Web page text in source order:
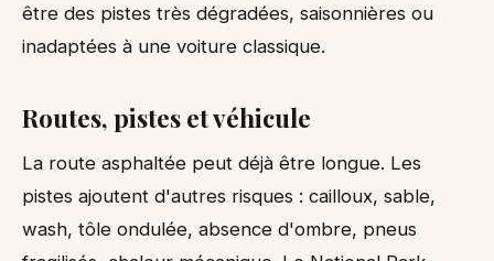
être des pistes très dégradées, saisonnières ou
inadaptées à une voiture classique.
Routes, pistes et véhicule
La route asphaltée peut déjà être longue. Les
pistes ajoutent d'autres risques : cailloux, sable,
wash, tôle ondulée, absence d'ombre, pneus